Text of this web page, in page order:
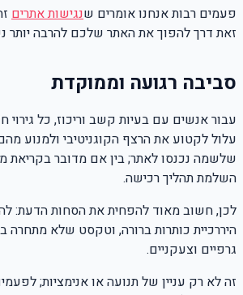
פעמים רבות אנחנו אומרים שנגישות אתרים
זאת דרך להפוך את האתר שלכם להרבה יותר
סביבה רגועה וממוקדת
עבור אנשים עם בעיות קשב וריכוז, כל גירוי
עלול לקטוע את הרצף הקוגניטיבי ולמנוע
שלשמה נכנסו לאתר; בין אם מדובר בקריאת
השלמת תהליך רכישה.
לכן, חשוב מאוד להפחית את הסחות הדעת:
היררכיית כותרות ברורה, וטקסט שלא
גרפיים וצעקניים.
זה לא רק עניין של תנועה או אנימציות;